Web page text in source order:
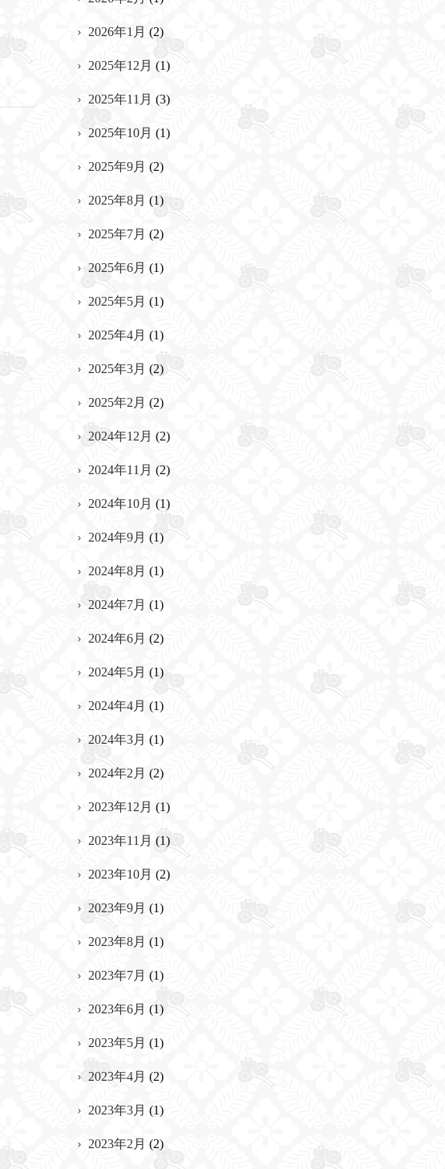
2026年1月 (2)
2025年12月 (1)
2025年11月 (3)
2025年10月 (1)
2025年9月 (2)
2025年8月 (1)
2025年7月 (2)
2025年6月 (1)
2025年5月 (1)
2025年4月 (1)
2025年3月 (2)
2025年2月 (2)
2024年12月 (2)
2024年11月 (2)
2024年10月 (1)
2024年9月 (1)
2024年8月 (1)
2024年7月 (1)
2024年6月 (2)
2024年5月 (1)
2024年4月 (1)
2024年3月 (1)
2024年2月 (2)
2023年12月 (1)
2023年11月 (1)
2023年10月 (2)
2023年9月 (1)
2023年8月 (1)
2023年7月 (1)
2023年6月 (1)
2023年5月 (1)
2023年4月 (2)
2023年3月 (1)
2023年2月 (2)